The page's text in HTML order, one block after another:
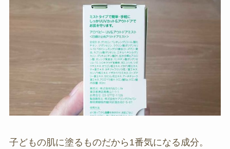
子どもの肌に塗るものだから1番気になる成分。